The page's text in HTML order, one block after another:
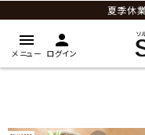
夏季休
menu
メニュー
person
ログイン